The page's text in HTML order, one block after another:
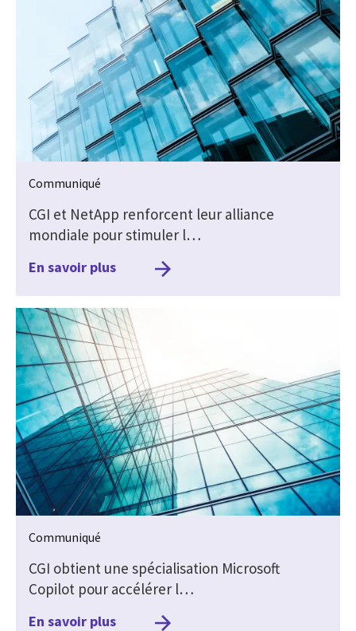
Communiqué
CGI et NetApp renforcent leur alliance
mondiale pour stimuler l…
En savoir plus
Communiqué
CGI obtient une spécialisation Microsoft
Copilot pour accélérer l…
En savoir plus